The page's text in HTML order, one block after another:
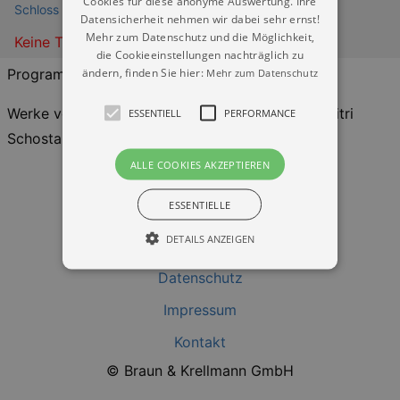
Schloss Albrechtsberg
Keine Termine
Programm
Werke von Johannes Brahms, Maurice Ravel, Dmitri
Schostakowitsch und Sergei Prokofjew
Datenschutz
Impressum
Kontakt
© Braun & Krellmann GmbH
Datensicherheit nehmen wir dabei sehr ernst!
Mehr zum Datenschutz und die Möglichkeit,
die Cookieeinstellungen nachträglich zu
ändern, finden Sie hier: Mehr zum Datenschutz
ESSENTIELL PERFORMANCE
ALLE COOKIES AKZEPTIEREN
ESSENTIELLE
DETAILS ANZEIGEN
Essentiell Performance
Essentielle Cookies werden für die
gebraucht. Zum Beispiel für das Login in Ihren